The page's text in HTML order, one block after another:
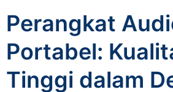
Perangkat
Portabel:
Tinggi dalam